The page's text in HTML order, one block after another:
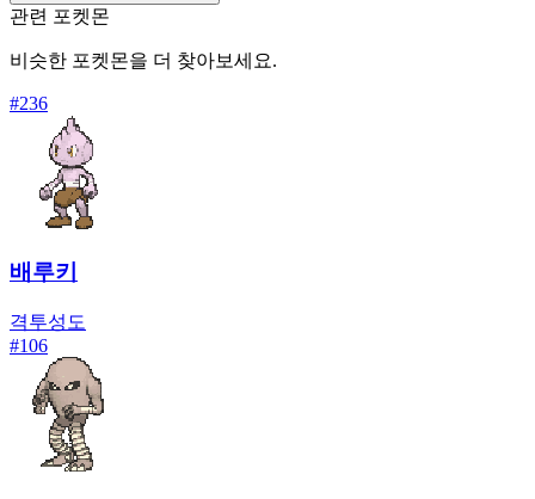
관련 포켓몬
비슷한 포켓몬을 더 찾아보세요.
#236
배루키
격투성도
#106